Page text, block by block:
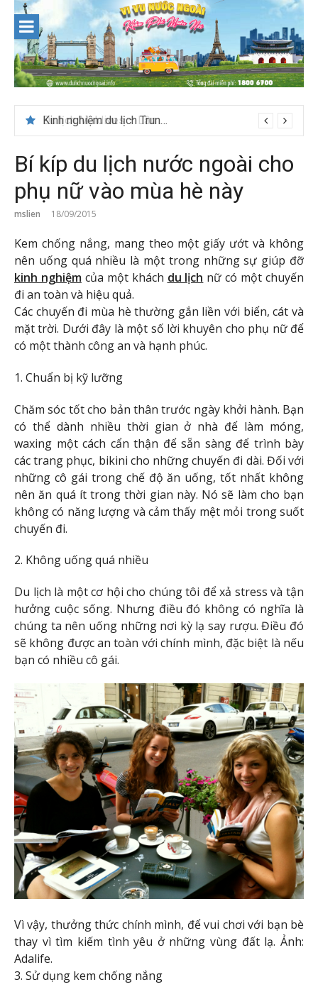
content
Du lịch Maldives – Lần đầu nên đi đâu, chơi gì?
Bí kíp du lịch nước ngoài cho
phụ nữ vào mùa hè này
mslien 18/09/2015
Kem chống nắng, mang theo một giấy ướt và không
nên uống quá nhiều là một trong những sự giúp đỡ
kinh nghiệmcủa một khách du lịch nữ có một chuyến
đi an toàn và hiệu quả.
Các chuyến đi mùa hè thường gắn liền với biển, cát và
mặt trời. Dưới đây là một số lời khuyên cho phụ nữ để
có một thành công an và hạnh phúc.
1. Chuẩn bị kỹ lưỡng
Chăm sóc tốt cho bản thân trước ngày khởi hành. Bạn
có thể dành nhiều thời gian ở nhà để làm móng,
waxing một cách cẩn thận để sẵn sàng để trình bày
các trang phục, bikini cho những chuyến đi dài. Đối với
những cô gái trong chế độ ăn uống, tốt nhất không
nên ăn quá ít trong thời gian này. Nó sẽ làm cho bạn
không có năng lượng và cảm thấy mệt mỏi trong suốt
chuyến đi.
2. Không uống quá nhiều
Du lịch là một cơ hội cho chúng tôi để xả stress và tận
hưởng cuộc sống. Nhưng điều đó không có nghĩa là
chúng ta nên uống những nơi kỳ lạ say rượu. Điều đó
sẽ không được an toàn với chính mình, đặc biệt là nếu
bạn có nhiều cô gái.
Vì vậy, thưởng thức chính mình, để vui chơi với bạn bè
thay vì tìm kiếm tình yêu ở những vùng đất lạ. Ảnh:
Adalife.
3. Sử dụng kem chống nắng